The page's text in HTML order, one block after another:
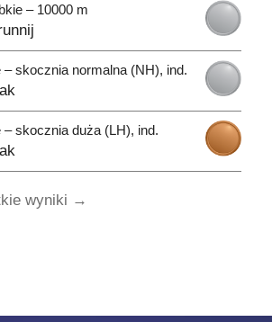
wyniki →
– 10000 m
skocznia normalna (NH), ind.
skocznia duża (LH), ind.